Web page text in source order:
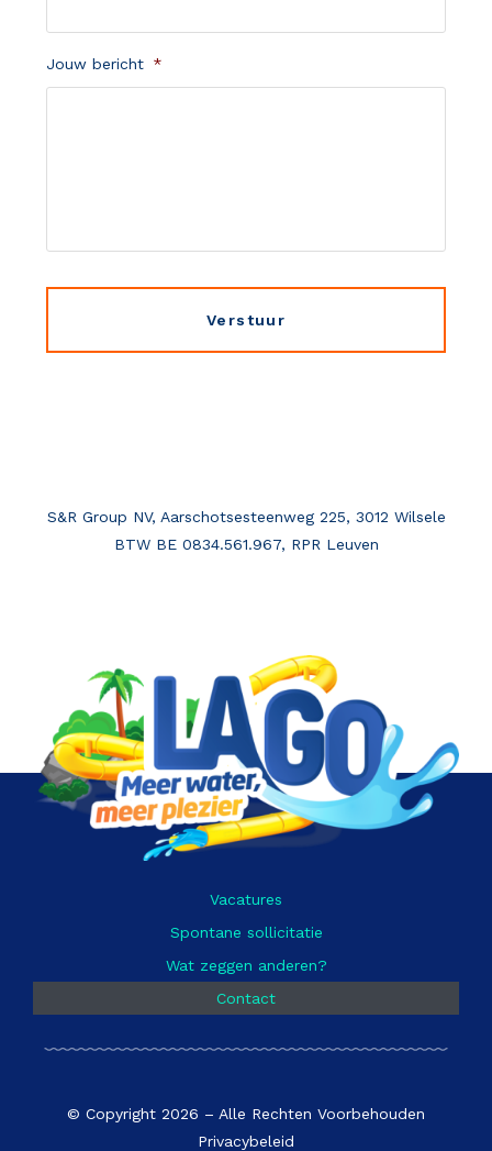
Jouw bericht *
S&R Group NV, Aarschotsesteenweg 225, 3012 Wilsele
BTW BE 0834.561.967, RPR Leuven
Vacatures
Spontane sollicitatie
Wat zeggen anderen?
Contact
© Copyright 2026 – Alle Rechten Voorbehouden
Privacybeleid